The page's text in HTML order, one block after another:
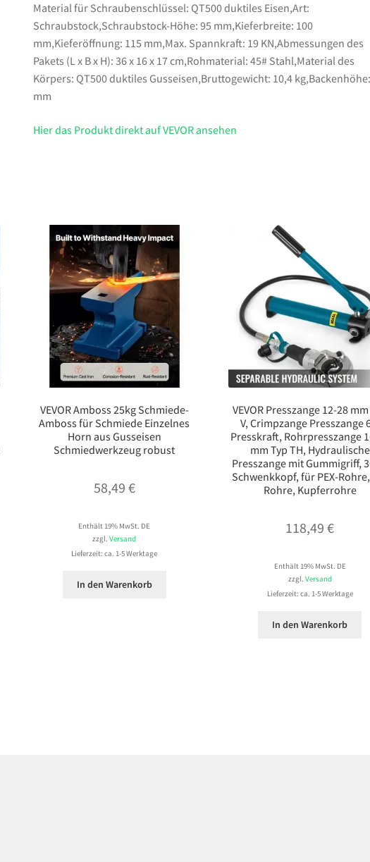
Material für Schraubenschlüssel: QT500 duktiles Eisen,Art:
Schraubstock,Schraubstock-Höhe: 95 mm,Kieferbreite: 100
mm,Kieferöffnung: 115 mm,Max. Spannkraft: 19 KN,Abmessungen des
Pakets (L x B x H): 36 x 16 x 17 cm,Rohmaterial: 45# Stahl,Material des
Körpers: QT500 duktiles Gusseisen,Bruttogewicht: 10,4
mm
Hier das Produkt direkt auf VEVOR ansehen
VEVOR Amboss 25kg Schmiede-
Amboss für Schmiede Einzelnes
Horn aus Gusseisen
Schmiedwerkzeug robust
58,49 €
Enthält 19% MwSt. DE
zzgl.Versand
Lieferzeit: ca. 1-5 Werktage
In den Warenkorb
VEVOR Presszange 12-28
V, Crimpzange Presszange
Presskraft, Rohrpresszange
mm Typ TH, Hydraulische
Presszange mit Gummigriff,
Schwenkkopf, für PEX-
Rohre, Kupferrohre
118,49€
Enthält 19% MwSt. DE
zzgl. Versand
Lieferzeit: ca. 1-5 Werktage
In den Warenkorb